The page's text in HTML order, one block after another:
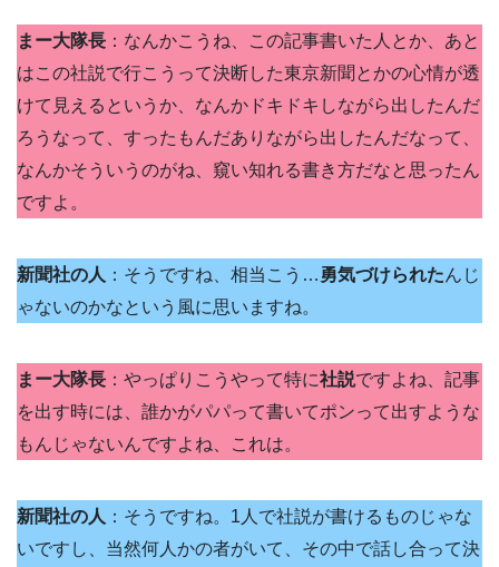
まー大隊長 ：なんかこうね、この記事書いた人とか、あと
はこの社説で行こうって決断した東京新聞とかの心情が透
けて見えるというか、なんかドキドキしながら出したんだ
ろうなって、すったもんだありながら出したんだなって、
なんかそういうのがね、窺い知れる書き方だなと思ったん
ですよ。
新聞社の人 ：そうですね、相当こう… 勇気づけられたんじ
ゃないのかなという風に思いますね。
まー大隊長 ：やっぱりこうやって特に社説ですよね、記事
を出す時には、誰かがパパって書いてポンって出すような
もんじゃないんですよね、これは。
新聞社の人 ：そうですね。1人で社説が書けるものじゃな
いですし、当然何人かの者がいて、その中で話し合って決